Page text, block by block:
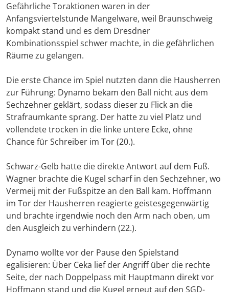
Gefährliche Toraktionen waren in der
Anfangsviertelstunde Mangelware, weil Braunschweig
kompakt stand und es dem Dresdner
Kombinationsspiel schwer machte, in die gefährlichen
Räume zu gelangen.
Die erste Chance im Spiel nutzten dann die Hausherren
zur Führung: Dynamo bekam den Ball nicht aus dem
Sechzehner geklärt, sodass dieser zu Flick an die
Strafraumkante sprang. Der hatte zu viel Platz und
vollendete trocken in die linke untere Ecke, ohne
Chance für Schreiber im Tor (20.).
Schwarz-Gelb hatte die direkte Antwort auf dem Fuß.
Wagner brachte die Kugel scharf in den Sechzehner, wo
Vermeij mit der Fußspitze an den Ball kam. Hoffmann
im Tor der Hausherren reagierte geistesgegenwärtig
und brachte irgendwie noch den Arm nach oben, um
den Ausgleich zu verhindern (22.).
Dynamo wollte vor der Pause den Spielstand
egalisieren: Über Ceka lief der Angriff über die rechte
Seite, der nach Doppelpass mit Hauptmann direkt vor
Hoffmann stand und die Kugel erneut auf den SGD-